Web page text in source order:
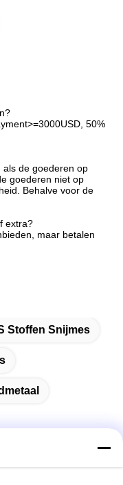
50%
de goederen op
goederen niet op
Behalve voor de
extra?
maar betalen
Stoffen Snijmes